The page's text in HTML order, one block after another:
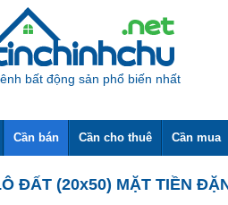
bất động sản phổ biến nhất
Cần bán Cần cho thuê Cần mua
ĐẤT (20x50) MẶT TIỀN